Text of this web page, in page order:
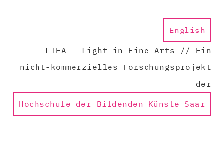
English
LIFA – Light in Fine Arts // Ein
nicht-kommerzielles Forschungsprojekt
der
Hochschule der Bildenden Künste Saar